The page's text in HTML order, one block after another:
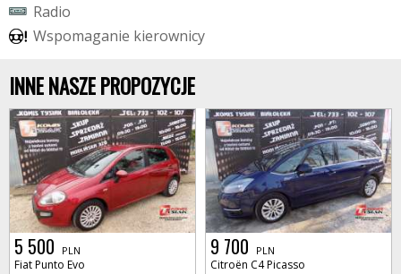
Radio
Wspomaganie kierownicy
INNE NASZE PROPOZYCJE
5 500 PLN
Fiat Punto Evo
9 700 PLN
Citroën C4 Picasso